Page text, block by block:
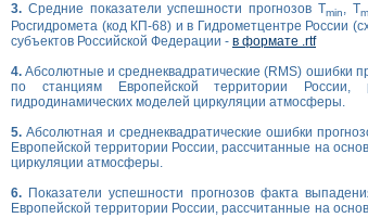
3. Средние показатели успешности прогнозов Tmin, T
Росгидромета (код КП-68) и в Гидрометцентре России
субъектов Российской Федерации - в формате .rtf
4. Абсолютные и среднеквадратические (RMS) ошибки
по станциям Европейской территории России,
гидродинамических моделей циркуляции атмосферы.
5. Абсолютная и среднеквадратические ошибки
Европейской территории России, рассчитанные на
циркуляции атмосферы.
6. Показатели успешности прогнозов факта
Европейской территории России, рассчитанные на